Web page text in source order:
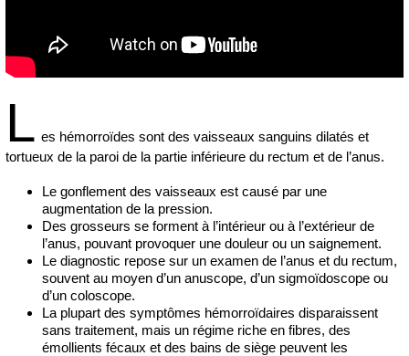
L es hémorroïdes sont des vaisseaux sanguins dilatés et
tortueux de la paroi de la partie inférieure du rectum et de l’anus.
Le gonflement des vaisseaux est causé par une
augmentation de la pression.
Des grosseurs se forment à l’intérieur ou à l’extérieur de
l’anus, pouvant provoquer une douleur ou un saignement.
Le diagnostic repose sur un examen de l’anus et du rectum,
souvent au moyen d’un anuscope, d’un sigmoïdoscope ou
d’un coloscope.
La plupart des symptômes hémorroïdaires disparaissent
sans traitement, mais un régime riche en fibres, des
émollients fécaux et des bains de siège peuvent les